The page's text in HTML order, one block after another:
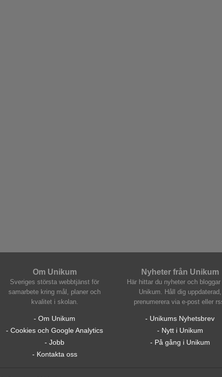
Om Unikum
Sveriges största webbtjänst för
samarbete kring mål, planer och
kvalitet i skolan.
- Om Unikum
- Cookies och Google Analytics
- Jobb
- Kontakta oss
Nyheter från Unikum
Här hittar du nyheter och bloggar
Unikum. Håll dig uppdaterad,
prenumerera via e-post eller
- Unikums Nyhetsbrev
- Nytt i Unikum
- På gång i Unikum